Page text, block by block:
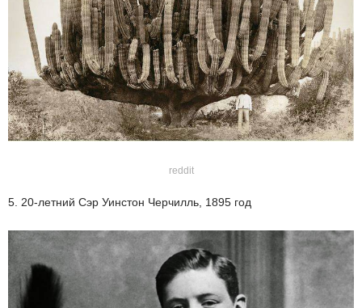
reddit
5. 20-летний Сэр Уинстон Черчилль, 1895 год